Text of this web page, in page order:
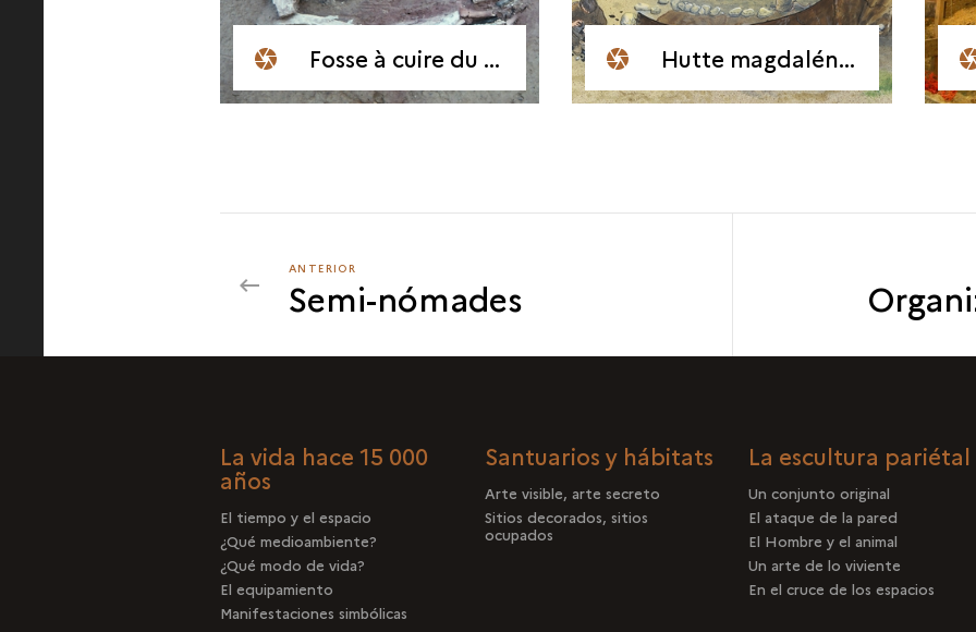
Fosse à cuire du site de Gönnersdorf Hutte magdalénienne d'Étiolle (Essonne)
ANTERIOR
ORGANIZACIÓN
ANTERIOR
Semi-nómades
La vida hace 15 000
años
El tiempo y el espacio
¿Qué medioambiente?
¿Qué modo de vida?
El equipamiento
Manifestaciones simbólicas
Santuarios y hábitats
Arte visible, arte secreto
Sitios decorados, sitios
ocupados
La escultura pariétal
Un conjunto original
El ataque de la pared
El Hombre y el animal
Un arte de lo viviente
En el cruce de los espacios